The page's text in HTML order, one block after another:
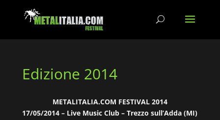
Edizione 2014
METALITALIA.COM FESTIVAL 2014
17/05/2014 – Live Music Club – Trezzo sull’Adda (MI)